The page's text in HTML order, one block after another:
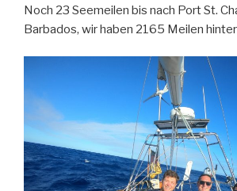
Noch 23 Seemeilen bis nach Port St.
Barbados, wir haben 2165 Meilen hinter